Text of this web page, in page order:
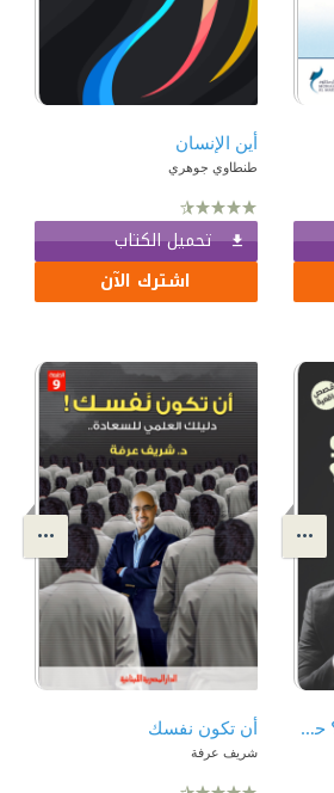
أين الإنسان
طنطاوي جوهري
تحميل الكتاب
اشترك الآن
ماذا تفعل لو كنت مكاني؟ حكايات لم تنشر من قبل أن تكون نفسك
شريف عرفة